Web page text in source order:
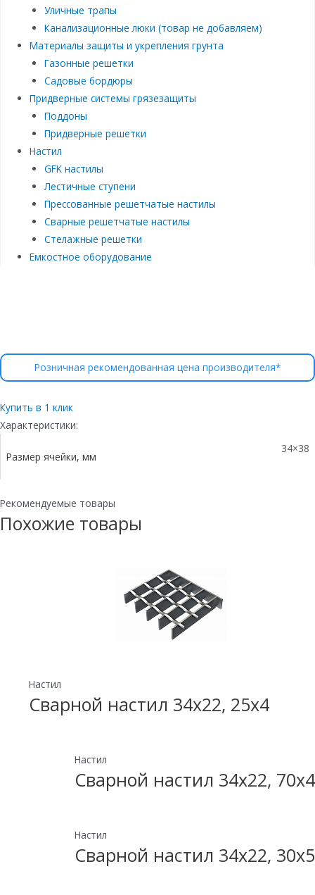
Уличные трапы
Канализационные люки (товар не добавляем)
Материалы защиты и укрепления грунта
Газонные решетки
Садовые бордюры
Придверные системы грязезащиты
Поддоны
Придверные решетки
Настил
GFK настилы
Лестичные ступени
Прессованные решетчатые настилы
Сварные решетчатые настилы
Стелажные решетки
Емкостное оборудование
Розничная рекомендованная цена производителя*
Купить в 1 клик
Характеристики:
Размер ячейки, мм
34×38
Рекомендуемые товары
Похожие товары
Настил
Сварной настил 34х22, 25х4
Настил
Сварной настил 34х22, 70х4
Настил
Сварной настил 34х22, 30х5